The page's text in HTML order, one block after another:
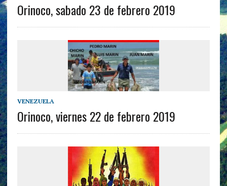
Orinoco, sabado 23 de febrero 2019
VENEZUELA
Orinoco, viernes 22 de febrero 2019